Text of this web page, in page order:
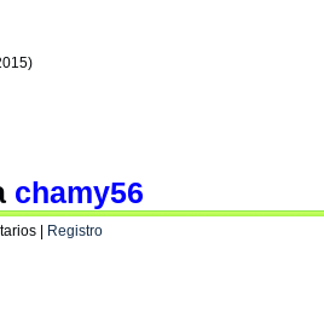
chamy56
| Registro